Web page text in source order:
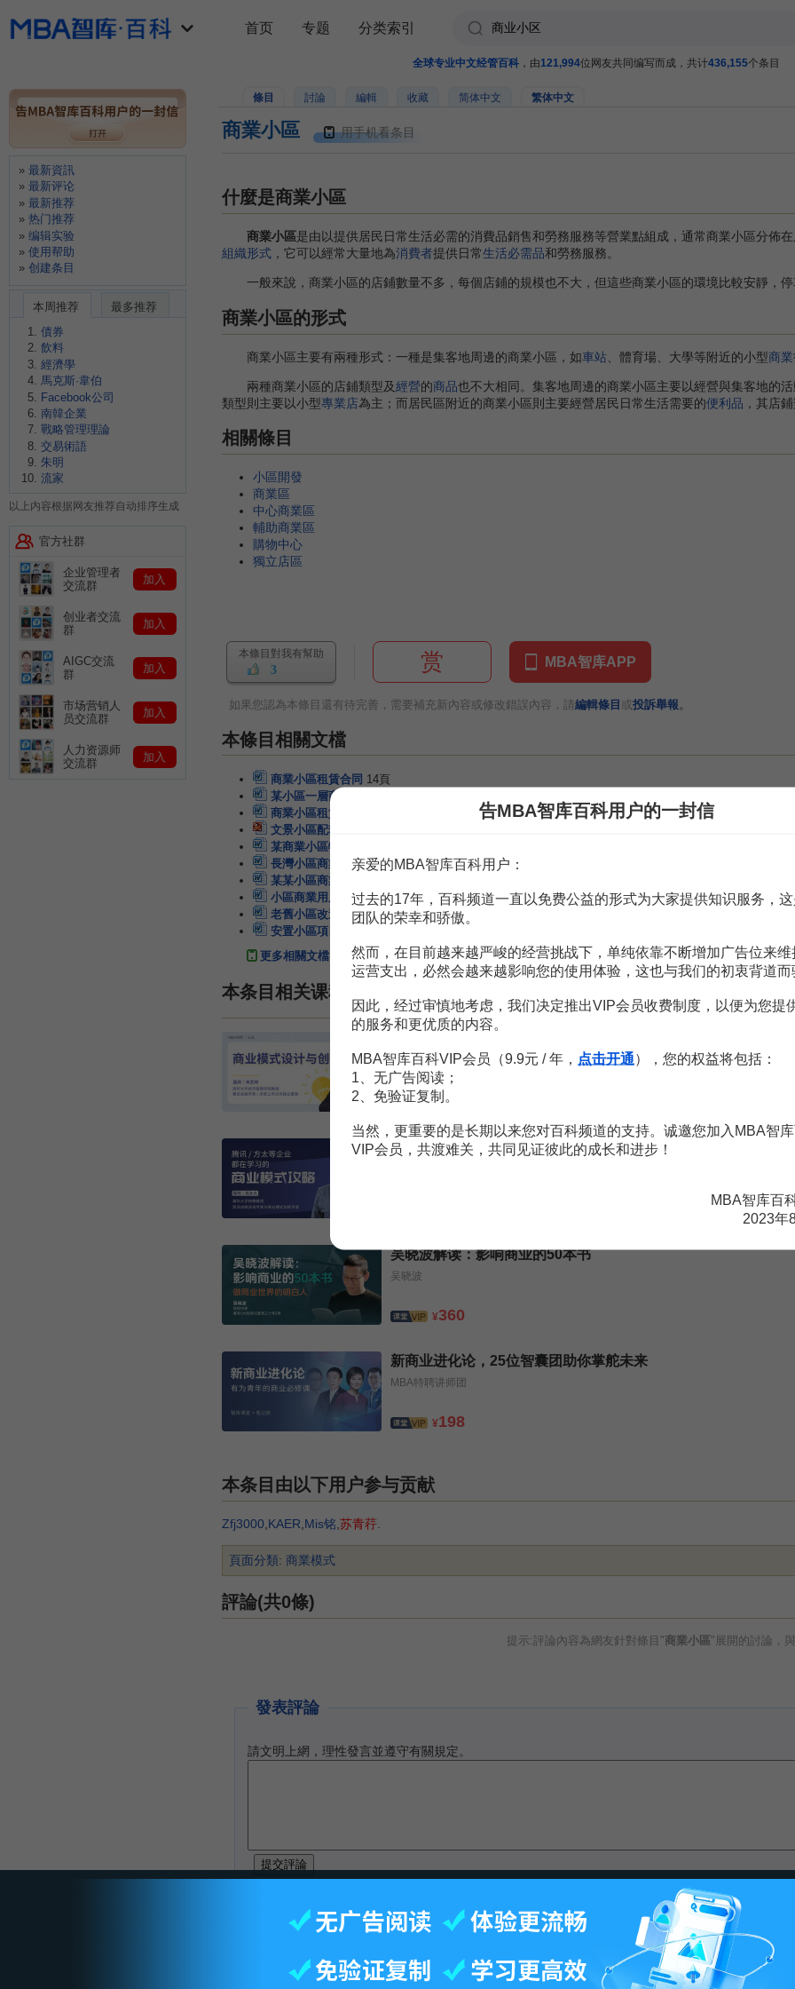
全球专业中文经管百科 ，由121,994位网友共同编写而成，共计436,155个条目
條目 討論 編輯 收藏 简体中文 繁体中文
商業小區 用手机看条目
什麼是商業小區
商業小區是由以提供居民日常生活必需的消費品銷售和勞務服務等營業點組成，通常商業小區分佈
組織形式 ，它可以經常大量地為消費者提供日常生活必需品和勞務服務。
一般來說，商業小區的店鋪數量不多，每個店鋪的規模也不大，但這些商業小區的環境比較安靜，停
商業小區的形式
商業小區主要有兩種形式：一種是集客地周邊的商業小區，如車站 、體育場、大學等附近的小型商
兩種商業小區的店鋪類型及經營的商品也不大相同。集客地周邊的商業小區主要以經營與集客地的
類型則主要以小型專業店為主；而居民區附近的商業小區則主要經營居民日常生活需要的便利品 ，其店
相關條目
小區開發
商業區
中心商業區
輔助商業區
購物中心
獨立店區
本條目對我有幫助
3 赏 MBA智库APP
如果您認為本條目還有待完善，需要補充新內容或修改錯誤內容，請編輯條目 或投訴舉報。
本條目相關文檔
商業小區租賃合同 14頁
某小區一層商業營銷提案
商業小區租賃合同範本
文景小區配套商業LOGO闡釋
某商業小區物業前期策劃方案
長灣小區商業網點管理約定 3頁
某某小區商業網點管理規定範本
小區商業用房管理規定範本 4頁
老舊小區改造商業計劃書 93頁
安置小區項目商業計劃書
更多相關文檔
本条目相关课程
朱武祥
¥99
腾讯、方太等企业都在学习的商业模式攻略
吴晓波解读：影响商业的50本书
吴晓波
¥360
新商业进化论，25位智囊团助你掌舵未来
MBA特聘讲师团
¥198
本条目由以下用户参与贡献
Zfj3000 KAER Mis铭 苏青荇
頁面分類: 商業模式
評論(共0條)
提示:評論內容為網友針對條目"商業小區"展開的討論，
發表評論
請文明上網，理性發言並遵守有關規定。
首页 专题 分类索引
最新資訊
最新评论
最新推荐
热门推荐
编辑实验
使用帮助
创建条目
本周推荐
最多推荐
債券
飲料
經濟學
馬克斯·韋伯
Facebook公司
南韓企業
戰略管理理論
交易術語
朱明
流家
以上内容根据网友推荐自动排序生成
官方社群
企业管理者
交流群
加入
创业者交流
群
加入
AIGC交流
群
加入
市场营销人
员交流群
加入
人力资源师
交流群
加入
告MBA智库百科用户的一封信
亲爱的MBA智库百科用户：
过去的17年，百科频道一直以免费公益的形式为大家提供知识服务，
团队的荣幸和骄傲。
然而，在目前越来越严峻的经营挑战下，单纯依靠不断增加广告位来维
运营支出，必然会越来越影响您的使用体验，这也与我们的初衷背道而
因此，经过审慎地考虑，我们决定推出VIP会员收费制度，以便为您提
的服务和更优质的内容。
MBA智库百科VIP会员（9.9元 / 年， 点击开通），您的权益将包括：
1、无广告阅读；
2、免验证复制。
当然，更重要的是长期以来您对百科频道的支持。诚邀您加入MBA智
VIP会员，共渡难关，共同见证彼此的成长和进步！
MBA智库百
2023年
最後更改11:44, 2016年7月7日.
智库首页 百科首页 关于百科 客户端 人才招聘 广告合作- 权利通知-联系我们-免责声明
©2026 MBAlib.com, All rights reserved.